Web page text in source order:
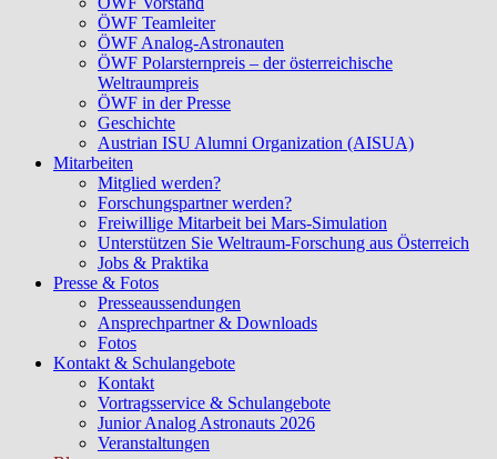
ÖWF Teamleiter
ÖWF Analog-Astronauten
ÖWF Polarsternpreis – der österreichische
Weltraumpreis
ÖWF in der Presse
Geschichte
Austrian ISU Alumni Organization (AISUA)
Mitarbeiten
Mitglied werden?
Forschungspartner werden?
Freiwillige Mitarbeit bei Mars-Simulation
Unterstützen Sie Weltraum-Forschung aus Österreich
Jobs & Praktika
Presse & Fotos
Presseaussendungen
Ansprechpartner & Downloads
Fotos
Kontakt & Schulangebote
Kontakt
Vortragsservice & Schulangebote
Junior Analog Astronauts 2026
Veranstaltungen